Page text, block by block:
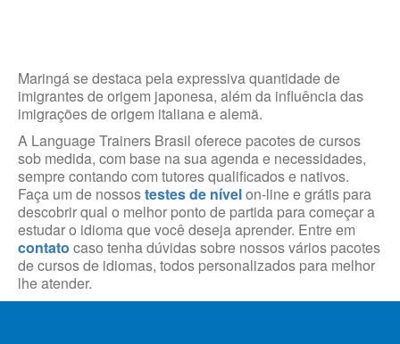
Maringá se destaca pela expressiva quantidade de
imigrantes de origem japonesa, além da influência das
imigrações de origem italiana e alemã.
A Language Trainers Brasil oferece pacotes de cursos
sob medida, com base na sua agenda e necessidades,
sempre contando com tutores qualificados e nativos.
Faça um de nossostestes de nívelon-line e grátis para
descobrir qual o melhor ponto de partida para começar a
estudar o idioma que você deseja aprender. Entre em
contato caso tenha dúvidas sobre nossos vários pacotes
de cursos de idiomas, todos personalizados para melhor
lhe atender.